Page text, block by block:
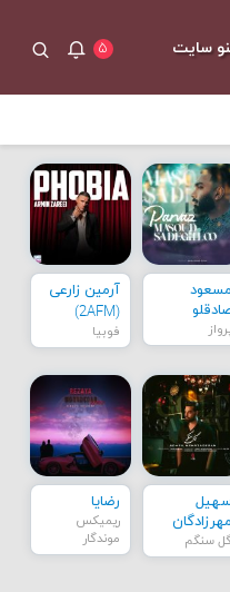
سایت ۵
مسعود
آرمین زارعی
(2AFM)
فوبیا
مهرزادگان
سنگم
رضایا
ریمیکس
موندگار